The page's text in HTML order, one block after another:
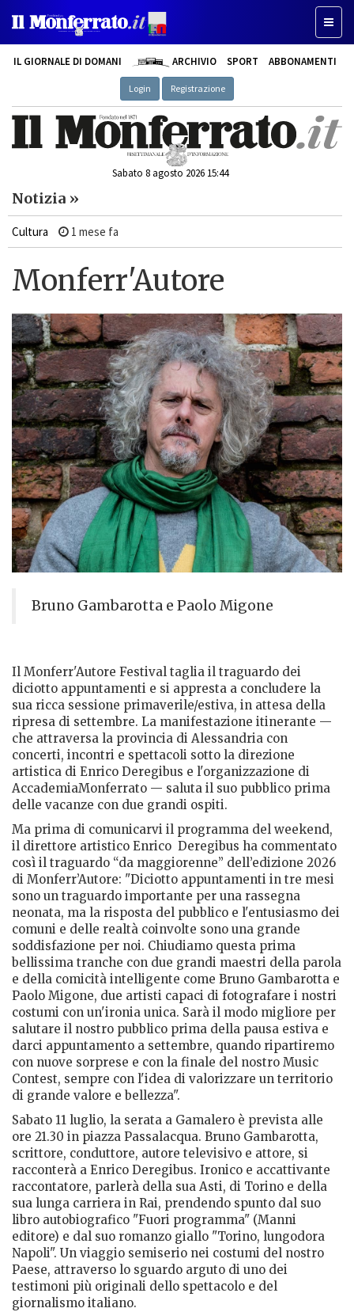
IL GIORNALE DI DOMANI ARCHIVIO SPORT ABBONAMENTI
Login Registrazione
Sabato 8 agosto 2026 15:44
Notizia »
Cultura 1 mese fa
Monferr'Autore
Bruno Gambarotta e Paolo Migone
Il Monferr'Autore Festival taglia il traguardo dei
diciotto appuntamenti e si appresta a concludere la
sua ricca sessione primaverile/estiva, in attesa della
ripresa di settembre. La manifestazione itinerante —
che attraversa la provincia di Alessandria con
concerti, incontri e spettacoli sotto la direzione
artistica di Enrico Deregibus e l'organizzazione di
AccademiaMonferrato — saluta il suo pubblico prima
delle vacanze con due grandi ospiti.
Ma prima di comunicarvi il programma del weekend,
il direttore artistico Enrico Deregibus ha commentato
così il traguardo “da maggiorenne” dell’edizione 2026
di Monferr’Autore: "Diciotto appuntamenti in tre mesi
sono un traguardo importante per una rassegna
neonata, ma la risposta del pubblico e l'entusiasmo dei
comuni e delle realtà coinvolte sono una grande
soddisfazione per noi. Chiudiamo questa prima
bellissima tranche con due grandi maestri della parola
e della comicità intelligente come Bruno Gambarotta e
Paolo Migone, due artisti capaci di fotografare i nostri
costumi con un'ironia unica. Sarà il modo migliore per
salutare il nostro pubblico prima della pausa estiva e
darci appuntamento a settembre, quando ripartiremo
con nuove sorprese e con la finale del nostro Music
Contest, sempre con l'idea di valorizzare un territorio
di grande valore e bellezza".
Sabato 11 luglio, la serata a Gamalero è prevista alle
ore 21.30 in piazza Passalacqua. Bruno Gambarotta,
scrittore, conduttore, autore televisivo e attore, si
racconterà a Enrico Deregibus. Ironico e accattivante
raccontatore, parlerà della sua Asti, di Torino e della
sua lunga carriera in Rai, prendendo spunto dal suo
libro autobiografico "Fuori programma" (Manni
editore) e dal suo romanzo giallo "Torino, lungodora
Napoli". Un viaggio semiserio nei costumi del nostro
Paese, attraverso lo sguardo arguto di uno dei
testimoni più originali dello spettacolo e del
giornalismo italiano.